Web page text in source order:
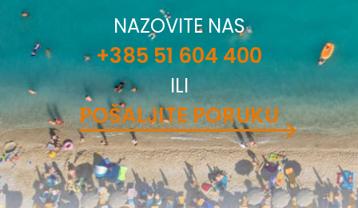
NAZOVITE NAS
+385 51 604 400
ILI
POŠALJITE PORUKU